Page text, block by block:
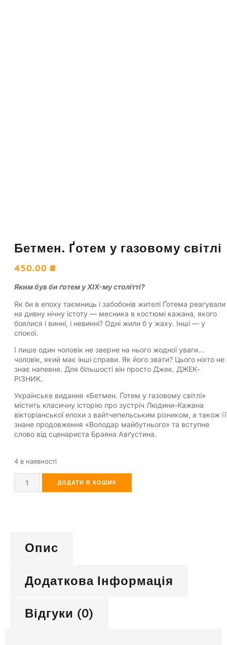
Бетмен. Ґотем у газовому світлі
450.00 ₴
Яким був би ґотем у XIX-му столітті?
Як би в епоху таємниць і забобонів жителі Ґотема реагували
на дивну нічну істоту — месника в костюмі кажана, якого
боялися і винні, і невинні? Одні жили б у жаху. Інші — у
спокої.
І лише один чоловік не зверне на нього жодної уваги…
чоловік, який має інші справи. Як його звати? Цього ніхто не
знає напевне. Для більшості він просто Джек. ДЖЕК-
РІЗНИК.
Українське видання «Бетмен. Ґотем у газовому світлі»
містить класичну історію про зустріч Людини-Кажана
вікторіанської епохи з вайтчепельським різником, а також її
знане продовження «Володар майбутнього» та вступне
слово від сценариста Браяна Авґустина.
4 в наявності
ДОДАТИ В КОШИК
Опис
Додаткова Інформація
Відгуки (0)